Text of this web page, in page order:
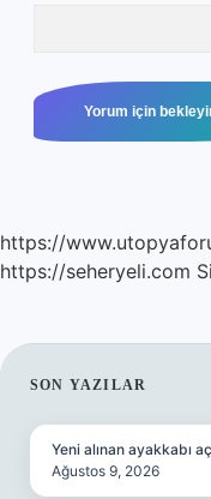
https://
https://seheryeli.com
SON YAZILAR
Yeni alınan ayakkabı
Ağustos 9, 2026